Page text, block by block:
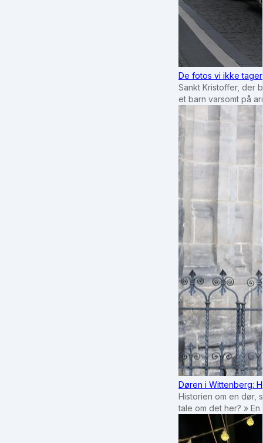
De fotos vi ikke
Sankt Kristoffer, der
et barn varsomt på
Døren i Wittenberg:
Historien om en dør,
tale om det her? »